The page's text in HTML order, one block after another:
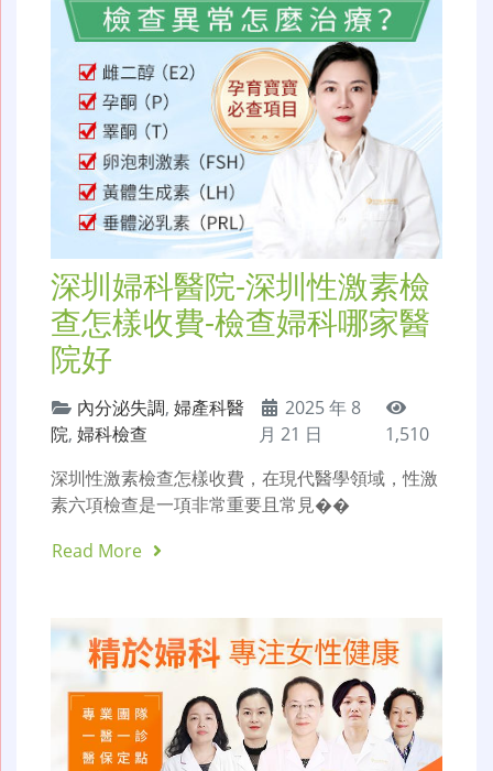
深圳婦科醫院-深圳性激素檢
查怎樣收費-檢查婦科哪家醫
院好
內分泌失調, 婦產科醫
院, 婦科檢查
2025 年 8
月 21 日
1,510
深圳性激素檢查怎樣收費，在現代醫學領域，性激
素六項檢查是一項非常重要且常見��
Read More